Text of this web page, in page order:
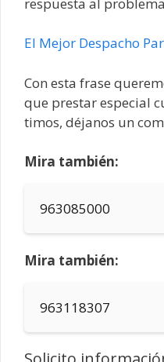
El Mejor Despacho
Con esta frase
que prestar especial
timos, déjanos un
Mira también:
963085000
Mira también:
963118307